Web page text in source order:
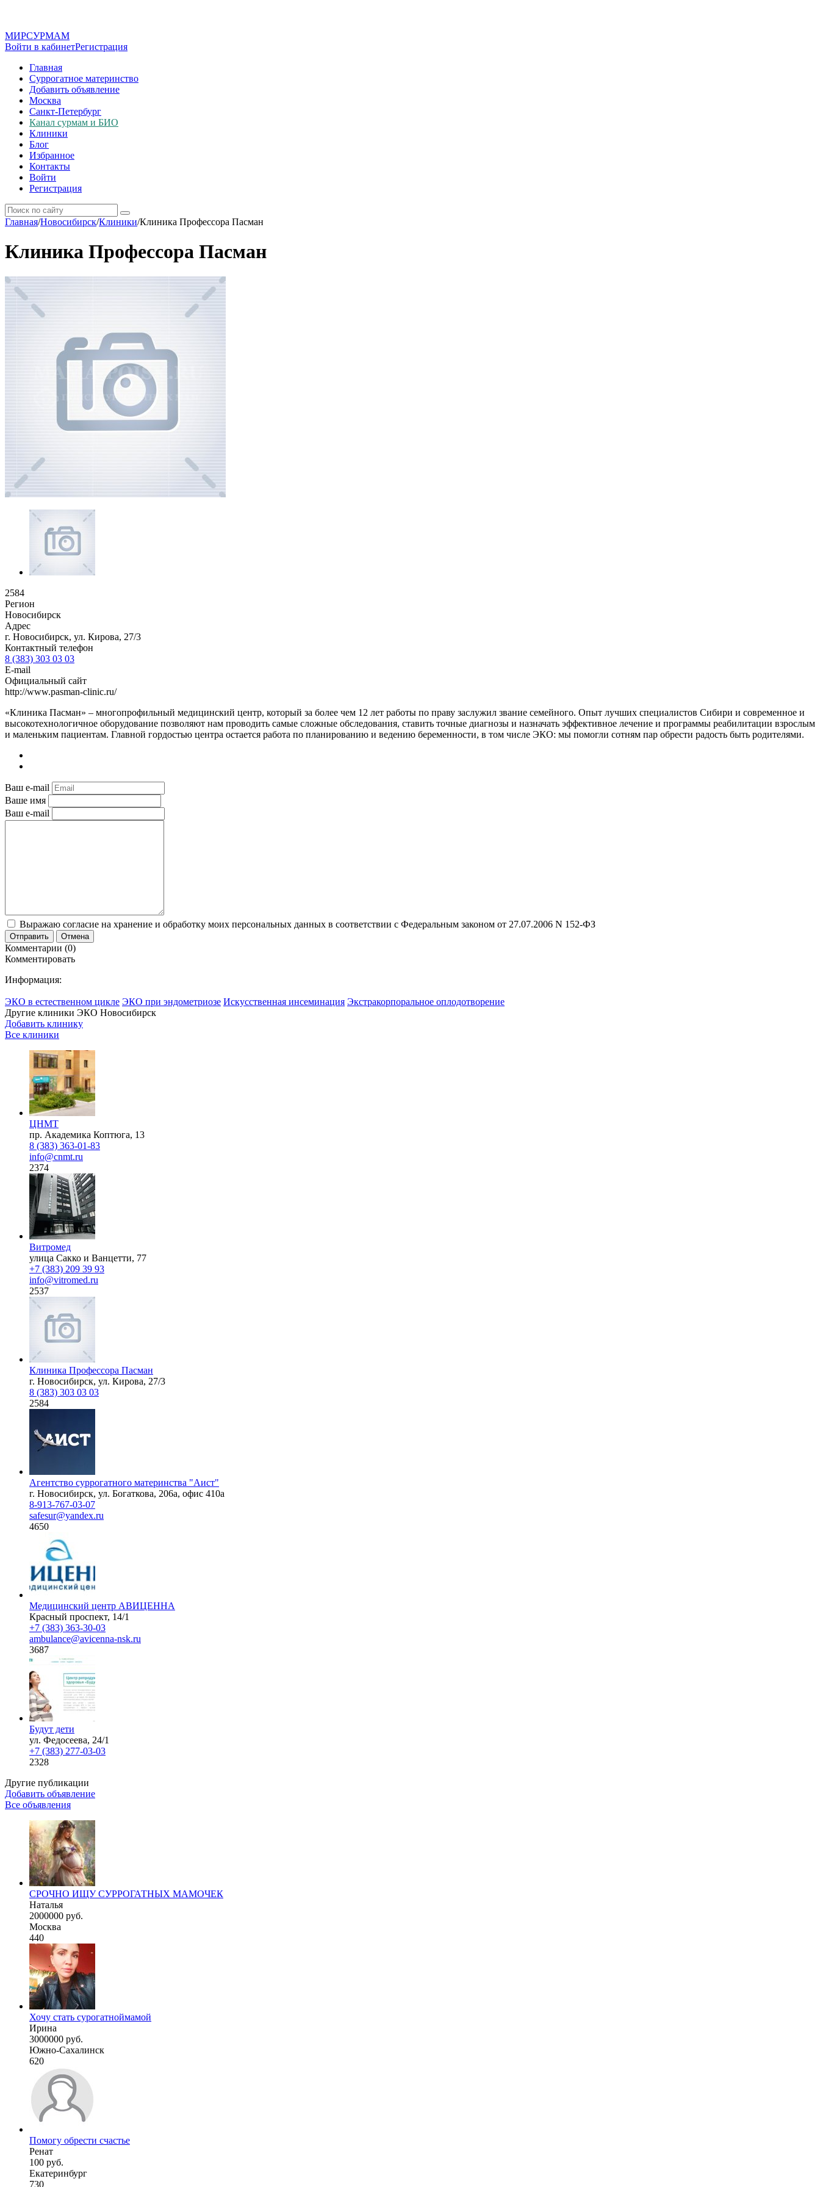
МИРСУРМАМ
Войти в кабинетРегистрация
Главная
Суррогатное материнство
Добавить объявление
Москва
Санкт-Петербург
Канал сурмам и БИО
Клиники
Блог
Избранное
Контакты
Войти
Регистрация
Главная/Новосибирск/Клиники/Клиника Профессора Пасман
Клиника Профессора Пасман
2584
Регион
Новосибирск
Адрес
г. Новосибирск, ул. Кирова, 27/3
Контактный телефон
8 (383) 303 03 03
E-mail
Официальный сайт
http://www.pasman-clinic.ru/
«Клиника Пасман» – многопрофильный медицинский центр, который за более чем 12 лет работы по праву заслужил звание семейного. Опыт лучших специалистов Сибири и современное и
высокотехнологичное оборудование позволяют нам проводить самые сложные обследования, ставить точные диагнозы и назначать эффективное лечение и программы реабилитации взрослым
и маленьким пациентам. Главной гордостью центра остается работа по планированию и ведению беременности, в том числе ЭКО: мы помогли сотням пар обрести радость быть родителями.
Ваш e-mail
Ваше имя
Ваш e-mail
Выражаю согласие на хранение и обработку моих персональных данных в соответствии с Федеральным законом от 27.07.2006 N 152-ФЗ
Отправить Отмена
Комментарии (0)
Комментировать
Информация:
ЭКО в естественном цикле ЭКО при эндометриозе Искусственная инсеминация Экстракорпоральное оплодотворение
Другие клиники ЭКО Новосибирск
Добавить клинику
Все клиники
ЦНМТ
пр. Академика Коптюга, 13
8 (383) 363-01-83
info@cnmt.ru
2374
Витромед
улица Сакко и Ванцетти, 77
+7 (383) 209 39 93
info@vitromed.ru
2537
Клиника Профессора Пасман
г. Новосибирск, ул. Кирова, 27/3
8 (383) 303 03 03
2584
Агентство суррогатного материнства "Аист"
г. Новосибирск, ул. Богаткова, 206а, офис 410а
8-913-767-03-07
safesur@yandex.ru
4650
Медицинский центр АВИЦЕННА
Красный проспект, 14/1
+7 (383) 363-30-03
ambulance@avicenna-nsk.ru
3687
Будут дети
ул. Федосеева, 24/1
+7 (383) 277-03-03
2328
Другие публикации
Добавить объявление
Все объявления
СРОЧНО ИЩУ СУРРОГАТНЫХ МАМОЧЕК
Наталья
2000000 руб.
Москва
440
Хочу стать сурогатноймамой
Ирина
3000000 руб.
Южно-Сахалинск
620
Помогу обрести счастье
Ренат
100 руб.
Екатеринбург
730